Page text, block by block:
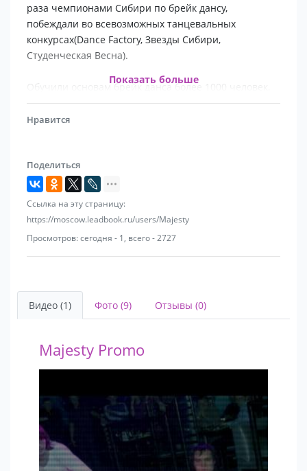
раза чемпионами Сибири по брейк дансу,
побеждали во всевозможных танцевальных
конкурсах(Dance Factory, Звезды Сибири,
Студенческая Весна).
Обучили основам брейк данса более 1000 человек,
выезжали с мастер классами и в качестве судей во
многие города Сибири. Приглашались для съемок
Провели более 20 различных танцевальных
Выступали на всевозможных мероприятиях: клубы,
корпоративы, рестораны, кафе, свадьбы, юбилеи,
спортивные мероприятия, детские праздники,
магазинов, дни города, базы отдыха.
В Новосибирске работали на ВСЕХ площадках, где
открытых(Пре-пати Казантип, Дни города, Балтика
кулер-квест).
Довелось работать с такими известными
личностями как: Владимир Турчинский, Александр
Карелин, Евгений Подгорный.
За пределами Новосибирска побывали в: Омск
Показать больше
Нравится
Поделиться
Ссылка на эту страницу:
https://moscow.leadbook.ru/users/Majesty
Просмотров: сегодня - 1, всего - 2727
Видео (1) Фото (9) Отзывы (0)
Majesty Promo